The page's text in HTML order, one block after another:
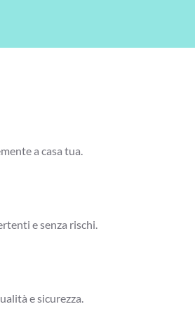
a casa tua.
e senza rischi.
e sicurezza.